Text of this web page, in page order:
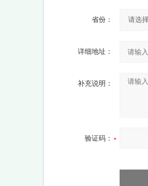
省份：
详细地址：
补充说明：
验证码：